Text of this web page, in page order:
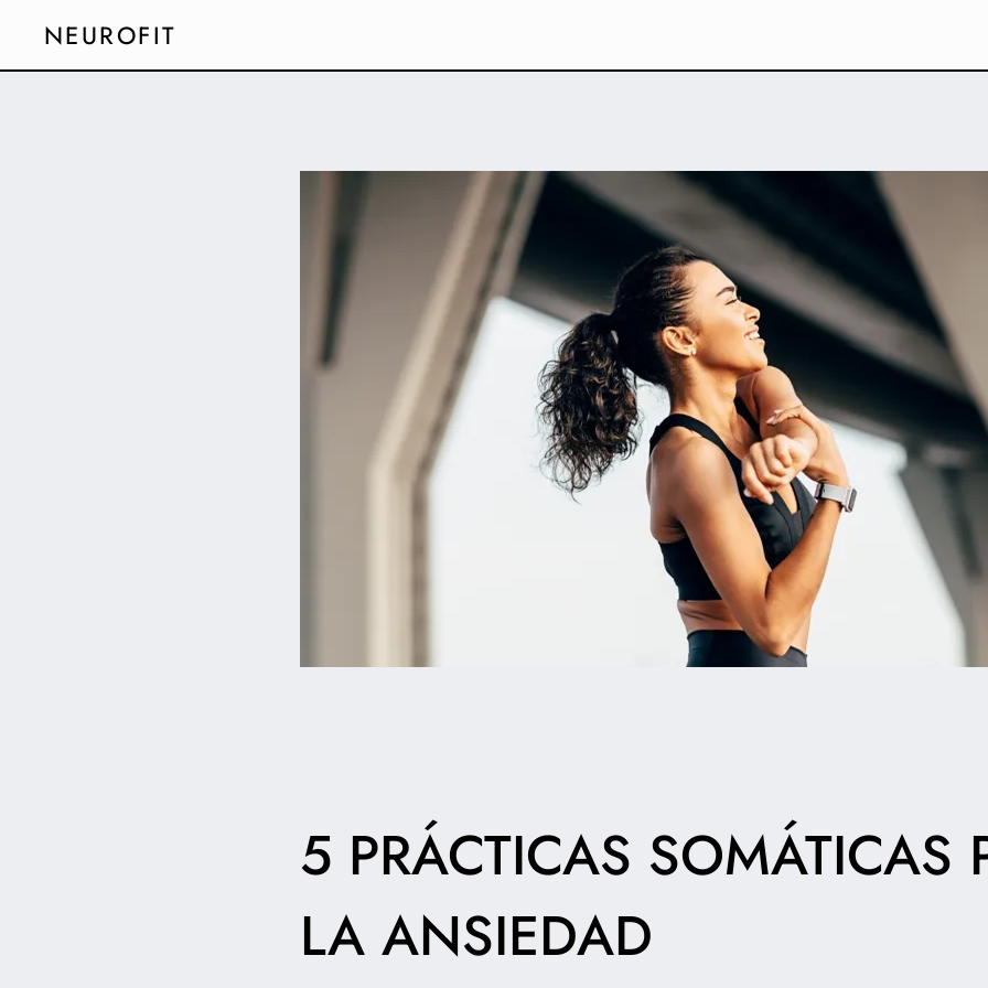
NEUROFIT
5 PRÁCTICAS SOMÁTICAS
LA ANSIEDAD